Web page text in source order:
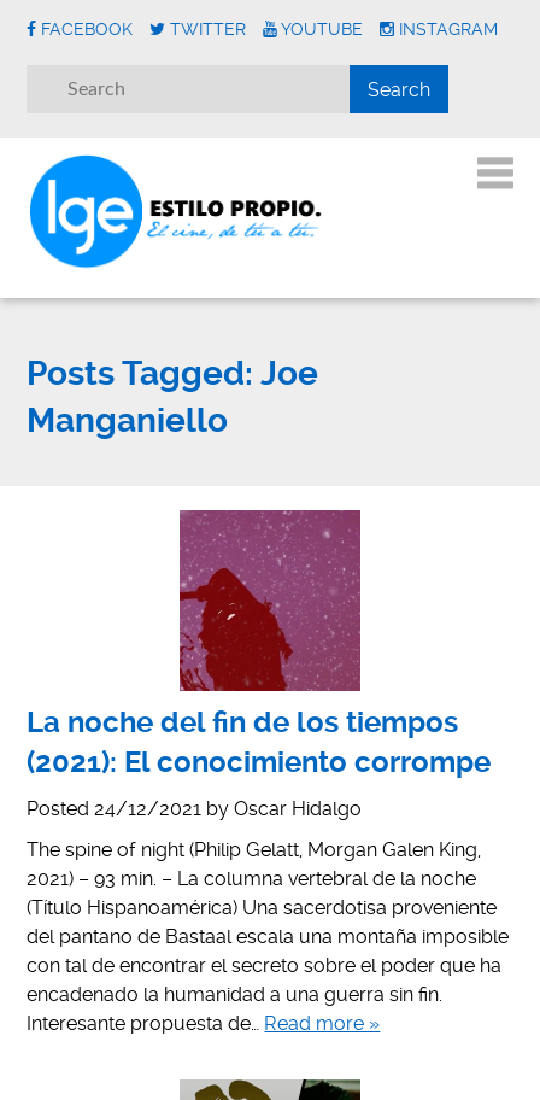
FACEBOOK TWITTER YOUTUBE INSTAGRAM
Posts Tagged: Joe
Manganiello
La noche del fin de los tiempos
(2021): El conocimiento corrompe
Posted 24/12/2021 byOscar Hidalgo
The spine of night (Philip Gelatt, Morgan Galen King,
2021) – 93 min. – La columna vertebral de la noche
(Título Hispanoamérica) Una sacerdotisa proveniente
del pantano de Bastaal escala una montaña imposible
con tal de encontrar el secreto sobre el poder que ha
encadenado la humanidad a una guerra sin fin.
Interesante propuesta de… Read more »